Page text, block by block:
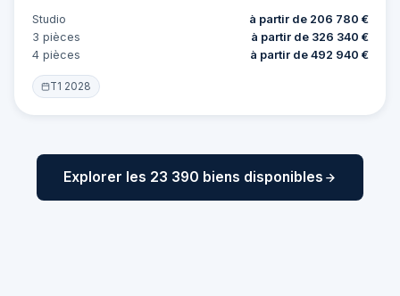
Studio
à partir de 206 780 €
3 pièces
à partir de 326 340 €
4 pièces
à partir de 492 940 €
T1 2028
Explorer les 23 390 biens disponibles